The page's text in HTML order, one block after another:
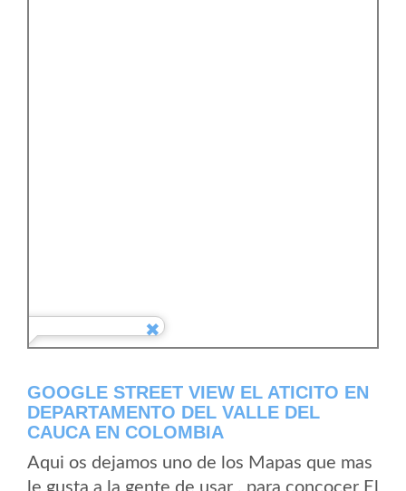
GOOGLE STREET VIEW EL ATICITO EN
DEPARTAMENTO DEL VALLE DEL
CAUCA EN COLOMBIA
Aqui os dejamos uno de los Mapas que mas
le gusta a la gente de usar , para concocer El